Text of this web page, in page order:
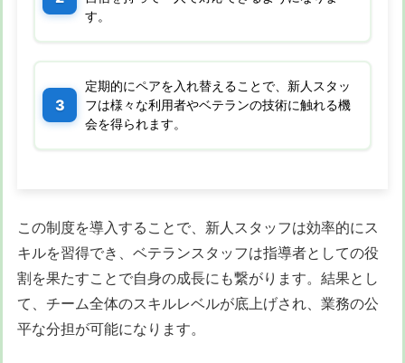
す。
定期的にペアを入れ替えることで、新人スタッ
フは様々な利用者やベテランの技術に触れる機
会を得られます。
この制度を導入することで、新人スタッフは効率的にス
キルを習得でき、ベテランスタッフは指導者としての役
割を果たすことで自身の成長にも繋がります。結果とし
て、チーム全体のスキルレベルが底上げされ、業務の公
平な分担が可能になります。